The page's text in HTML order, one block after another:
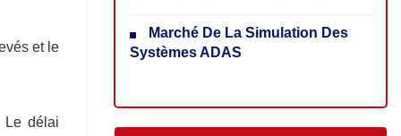
et le
Le délai
Marché De La Simulation Des
Systèmes ADAS